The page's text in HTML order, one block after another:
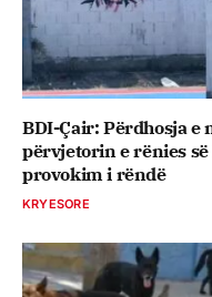
BDI-Çair: Përdhosja e
përvjetorin e rënies
provokim i rëndë
KRYESORE